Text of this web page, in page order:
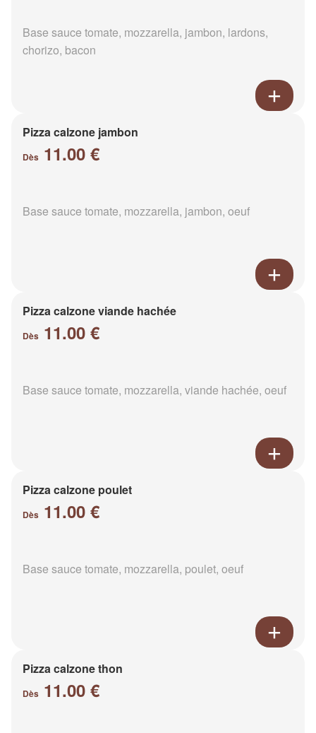
Base sauce tomate, mozzarella, jambon, lardons,
chorizo, bacon
Pizza calzone jambon
Dès 11.00 €
Base sauce tomate, mozzarella, jambon, oeuf
Pizza calzone viande hachée
Dès 11.00 €
Base sauce tomate, mozzarella, viande hachée, oeuf
Pizza calzone poulet
Dès 11.00 €
Base sauce tomate, mozzarella, poulet, oeuf
Pizza calzone thon
Dès 11.00 €